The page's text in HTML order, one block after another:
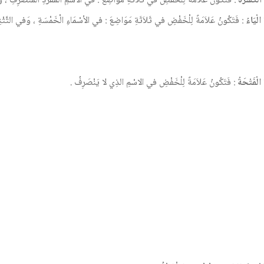
: فَتَكُونُ عَلاَمَةً لِلْخَفْضِ في ثَلاَثَةِ مَوَاضِعَ : في الأسْمَاءِ الْخَمْسَةِ ، وَفي
الْفَتْحَةُ: فَتَكُونُ عَلاَمَةً لِلْخَفْضِ في الاسْمِ الذِي لا يَنْصَرِفُ .